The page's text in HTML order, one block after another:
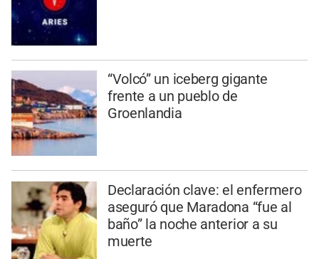
“Volcó” un iceberg gigante
frente a un pueblo de
Groenlandia
Declaración clave: el enfermero
aseguró que Maradona “fue al
baño” la noche anterior a su
muerte